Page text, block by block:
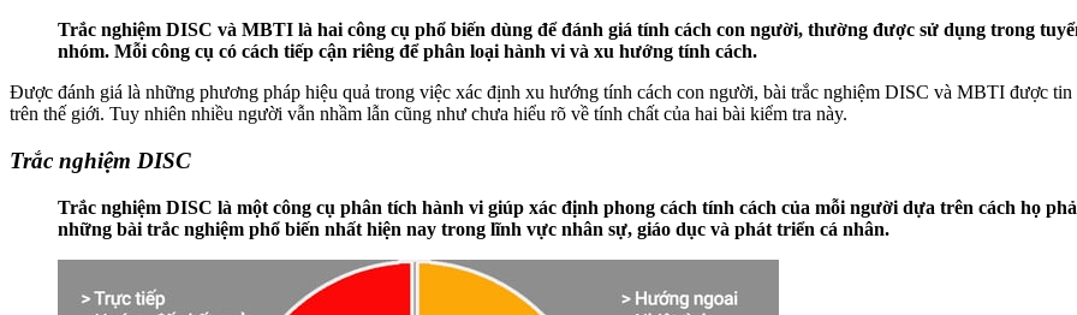
Trắc nghiệm DISC và MBTI là hai công cụ phổ biến dùng để đánh giá tính cách con người, thường được sử dụng trong
nhóm. Mỗi công cụ có cách tiếp cận riêng để phân loại hành vi và xu hướng tính cách.
Được đánh giá là những phương pháp hiệu quả trong việc xác định xu hướng tính cách con người, bài trắc nghiệm DISC và MBTI được
trên thế giới. Tuy nhiên nhiều người vẫn nhầm lẫn cũng như chưa hiểu rõ về tính chất của hai bài kiểm tra này.
Trắc nghiệm DISC
Trắc nghiệm DISC là một công cụ phân tích hành vi giúp xác định phong cách tính cách của mỗi người dựa trên cách họ
những bài trắc nghiệm phổ biến nhất hiện nay trong lĩnh vực nhân sự, giáo dục và phát triển cá nhân.